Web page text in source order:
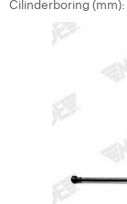
Cilinderboring (mm):